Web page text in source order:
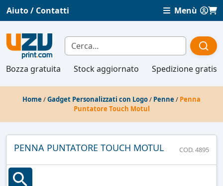
Aiuto / Contatti Menù
Bozza gratuita Stock aggiornato Spedizione gratis
Home /Gadget Personalizzati con Logo/ Penne / Penna
Puntatore Touch Motul
PENNA PUNTATORE TOUCH MOTUL COD. 4895